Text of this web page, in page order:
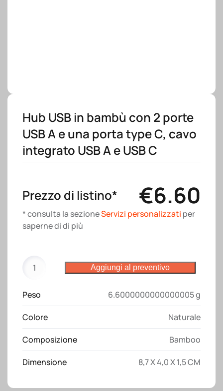
Hub USB in bambù con 2 porte
USB A e una porta type C, cavo
integrato USB A e USB C
Prezzo di listino* €6.60
* consulta la sezioneServizi personalizzati per
saperne di di più
USB
bambù
con
2
USB
A
Aggiungi al preventivo
Peso 6.6000000000000005 g
Colore Naturale
Composizione Bamboo
Dimensione 8,7 X 4,0 X 1,5 CM